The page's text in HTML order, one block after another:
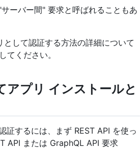
ーバー間" 要求と呼ばれることもあ
して認証する方法の詳細について
てください。
アプリ インストールと
証するには、まず REST API を使っ
API または GraphQL API 要求